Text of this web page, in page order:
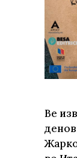
Ве
Жарко